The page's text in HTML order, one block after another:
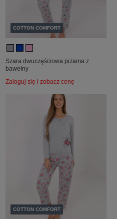
COTTON COMFORT
Szara dwuczęściowa piżama z
bawełny
Zaloguj się i zobacz cenę
COTTON COMFORT